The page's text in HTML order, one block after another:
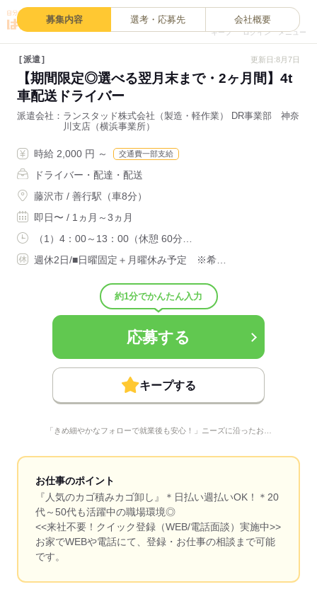
キープ ログイン メニュー
募集内容 選考・応募先 会社概要
派遣 更新日:8月7日
【期間限定◎選べる翌月末まで・2ヶ月間】4t
車配送ドライバー
派遣会社
ランスタッド株式会社（製造・軽作業） DR事業部 神奈
川支店（横浜事業所）
時給 2,000 円 ～ 交通費一部支給
ドライバー・配達・配送
藤沢市 / 善行駅（車8分）
即日〜 / 1ヵ月～3ヵ月
（1）4：00～13：00（休憩 60分…
週休2日/■日曜固定＋月曜休み予定 ※希…
約1分でかんたん入力
応募する
キープする
「きめ細やかなフォローで就業後も安心！」ニーズに沿ったお…
お仕事のポイント
『人気のカゴ積みカゴ卸し』＊日払い週払いOK！＊20
代～50代も活躍中の職場環境◎
<<来社不要！クイック登録（WEB/電話面談）実施中>>
お家でWEBや電話にて、登録・お仕事の相談まで可能
です。